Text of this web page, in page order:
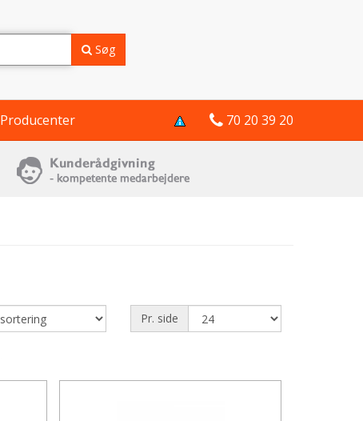
Søg
Producenter 70 20 39 20
Pr. side